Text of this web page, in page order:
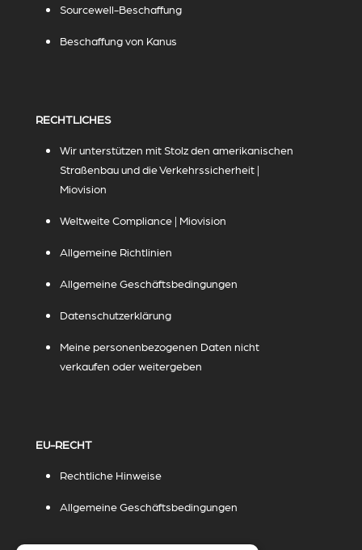
Sourcewell-Beschaffung
Beschaffung von Kanus
RECHTLICHES
Wir unterstützen mit Stolz den amerikanischen
Straßenbau und die Verkehrssicherheit |
Miovision
Weltweite Compliance | Miovision
Allgemeine Richtlinien
Allgemeine Geschäftsbedingungen
Datenschutzerklärung
Meine personenbezogenen Daten nicht
verkaufen oder weitergeben
EU-RECHT
Rechtliche Hinweise
Allgemeine Geschäftsbedingungen